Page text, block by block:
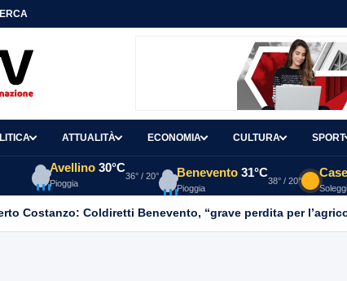
ATTUALITÀ ECONOMIA CULTURA SPORT
Avellino 30°C
Pioggia
36° / 20° Benevento 31°C
Pioggia
38° / 20°
Costanzo: Coldiretti Benevento, “grave perdita per